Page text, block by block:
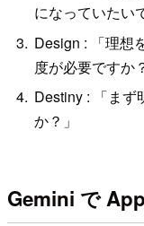
になっていたい
Design : 「理想
度が必要ですか
Destiny : 「まず
か？」
Gemini で